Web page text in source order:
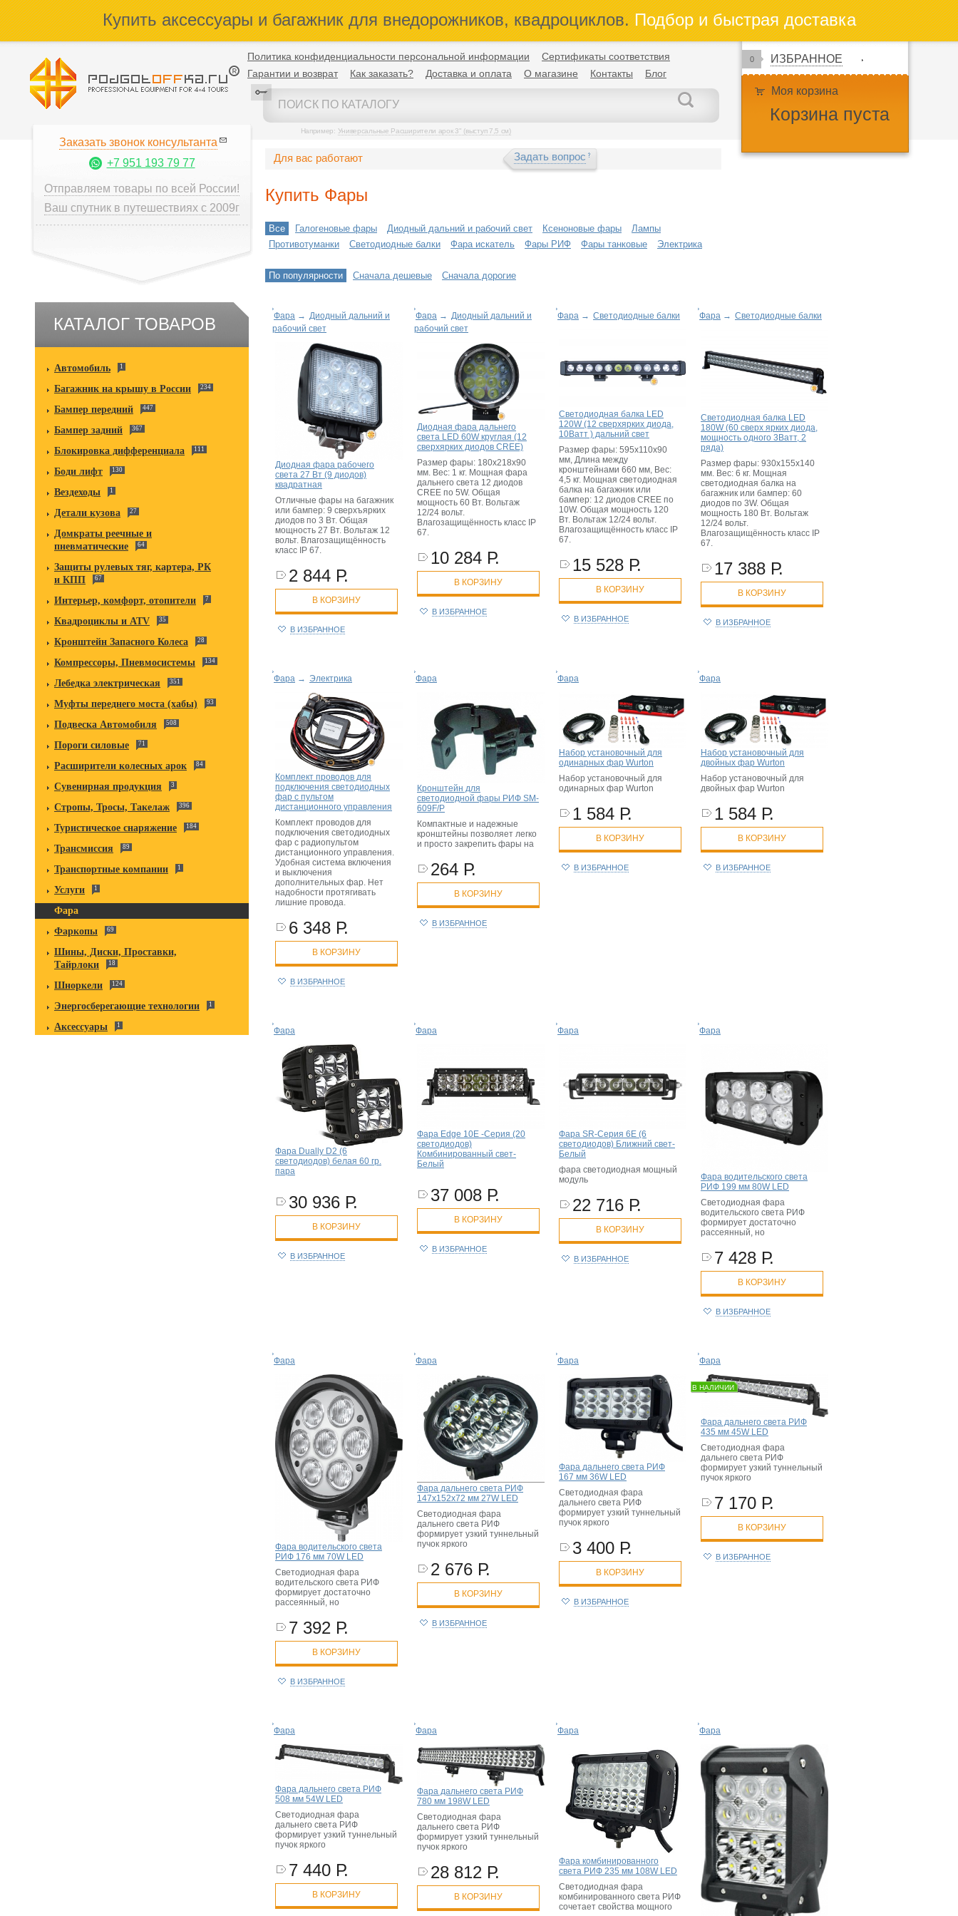
Купить аксессуары и багажник для внедорожников, квадроциклов.Подбор и быстрая доставка
Политика конфиденциальности персональной информации
Сертификаты соответствия
Гарантии и возврат
Как заказать? Доставка и оплата О магазине Контакты Блог
Например: Универсальные Расширители арок 3" (выступ 7,5 см)
0 ИЗБРАННОЕ
Моя корзина
Корзина пуста
Заказать звонок консультанта
+7 951 193 79 77
Отправляем товары по всей России!
Ваш спутник в путешествиях с 2009г
КАТАЛОГ ТОВАРОВ
Автомобиль 1
Багажник на крышу в России 234
Бампер передний 447
Бампер задний 367
Блокировка дифференциала 111
Боди лифт 130
Вездеходы 1
Детали кузова 27
Домкраты реечные и
пневматические
64
Защиты рулевых тяг, картера, РК
и КПП
67
Интерьер, комфорт, отопители 7
Квадроциклы и ATV 35
Кронштейн Запасного Колеса 28
Компрессоры, Пневмосистемы 134
Лебедка электрическая 351
Муфты переднего моста (хабы) 93
Подвеска Автомобиля 508
Пороги силовые 71
Расширители колесных арок 84
Сувенирная продукция 3
Стропы, Тросы, Такелаж 396
Туристическое снаряжение 184
Трансмиссия 89
Транспортные компании 1
Услуги 1
Фара
Фаркопы
69
Шины, Диски, Проставки,
Тайрлоки
18
Шноркели 124
Энергосберегающие технологии 1
Аксессуары 1
Для вас работают Задать вопрос
Купить Фары
Все Галогеновые фары Диодный дальний и рабочий свет Ксеноновые фары
Лампы
Противотуманки
Светодиодные балки Фара искатель Фары РИФ Фары танковые Электрика
По популярности Сначала дешевые Сначала дорогие
Фара → Диодный дальний и
рабочий свет
Диодная фара рабочего
света 27 Вт (9 диодов)
квадратная
Отличные фары на багажник
или бампер: 9 сверхъярких
диодов по 3 Вт. Общая
мощность 27 Вт. Вольтаж 12
вольт. Влагозащищённость
класс IP 67.
2 844 Р.
В КОРЗИНУ
В ИЗБРАННОЕ
Фара → Диодный дальний и
рабочий свет
Диодная фара дальнего
света LED 60W круглая (12
сверхярких диодов CREE)
Размер фары: 180х218х90
мм. Вес: 1 кг. Мощная фара
дальнего света 12 диодов
CREE по 5W. Общая
мощность 60 Вт. Вольтаж
12/24 вольт.
Влагозащищённость класс IP
67.
10 284 Р.
В КОРЗИНУ
В ИЗБРАННОЕ
Фара → Светодиодные балки
Светодиодная балка LED
120W (12 сверхярких диода,
10Ватт ) дальний свет
Размер фары: 595х110х90
мм, Длина между
кронштейнами 660 мм, Вес:
4,5 кг. Мощная светодиодная
балка на багажник или
бампер: 12 диодов CREE по
10W. Общая мощность 120
Вт. Вольтаж 12/24 вольт.
Влагозащищённость класс IP
67.
15 528 Р.
В КОРЗИНУ
В ИЗБРАННОЕ
Фара → Светодиодные балки
Светодиодная балка LED
180W (60 сверх ярких диода,
мощность одного 3Ватт, 2
ряда)
Размер фары: 930х155х140
мм. Вес: 6 кг. Мощная
светодиодная балка на
багажник или бампер: 60
диодов по 3W. Общая
мощность 180 Вт. Вольтаж
12/24 вольт.
Влагозащищённость класс IP
67.
17 388 Р.
В КОРЗИНУ
В ИЗБРАННОЕ
Фара → Электрика
Комплект проводов для
подключения светодиодных
фар с пультом
дистанционного управления
Комплект проводов для
подключения светодиодных
фар с радиопультом
дистанционного управления.
Удобная система включения
и выключения
дополнительных фар. Нет
надобности протягивать
лишние провода.
6 348 Р.
В КОРЗИНУ
В ИЗБРАННОЕ
Фара
Кронштейн для
светодиодной фары РИФ SM-
609F/P
Компактные и надежные
кронштейны позволяет легко
и просто закрепить фары на
264 Р.
В КОРЗИНУ
В ИЗБРАННОЕ
Фара
Набор установочный для
одинарных фар Wurton
Набор установочный для
одинарных фар Wurton
1 584 Р.
В КОРЗИНУ
В ИЗБРАННОЕ
Фара
Набор установочный для
двойных фар Wurton
Набор установочный для
двойных фар Wurton
1 584 Р.
В КОРЗИНУ
В ИЗБРАННОЕ
Фара
Фара Dually D2 (6
светодиодов) белая 60 гр.
пара
30 936 Р.
В КОРЗИНУ
В ИЗБРАННОЕ
Фара
Фара Edge 10E -Серия (20
светодиодов)
Комбинированный свет-
Белый
37 008 Р.
В КОРЗИНУ
В ИЗБРАННОЕ
Фара
Фара SR-Серия 6E (6
светодиодов) Ближний свет-
Белый
фара светодиодная мощный
модуль
22 716 Р.
В КОРЗИНУ
В ИЗБРАННОЕ
Фара
Фара водительского света
РИФ 199 мм 80W LED
Светодиодная фара
водительского света РИФ
формирует достаточно
рассеянный, но
7 428 Р.
В КОРЗИНУ
В ИЗБРАННОЕ
Фара
Фара водительского света
РИФ 176 мм 70W LED
Светодиодная фара
водительского света РИФ
формирует достаточно
рассеянный, но
7 392 Р.
В КОРЗИНУ
В ИЗБРАННОЕ
Фара
Фара дальнего света РИФ
147х152х72 мм 27W LED
Светодиодная фара
дальнего света РИФ
формирует узкий туннельный
пучок яркого
2 676 Р.
В КОРЗИНУ
В ИЗБРАННОЕ
Фара
Фара дальнего света РИФ
167 мм 36W LED
Светодиодная фара
дальнего света РИФ
формирует узкий туннельный
пучок яркого
3 400 Р.
В КОРЗИНУ
В ИЗБРАННОЕ
Фара
В НАЛИЧИИ
Фара дальнего света РИФ
435 мм 45W LED
Светодиодная фара
дальнего света РИФ
формирует узкий туннельный
пучок яркого
7 170 Р.
В КОРЗИНУ
В ИЗБРАННОЕ
Фара
Фара дальнего света РИФ
508 мм 54W LED
Светодиодная фара
дальнего света РИФ
формирует узкий туннельный
пучок яркого
7 440 Р.
В КОРЗИНУ
Фара
Фара дальнего света РИФ
780 мм 198W LED
Светодиодная фара
дальнего света РИФ
формирует узкий туннельный
пучок яркого
28 812 Р.
В КОРЗИНУ
Фара
Фара комбинированного
света РИФ 235 мм 108W LED
Светодиодная фара
комбинированного света РИФ
сочетает свойства мощного
Фара